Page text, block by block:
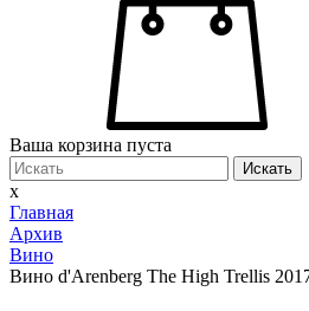
Ваша корзина пуста
Искать
x
Главная
Архив
Вино
Вино d'Arenberg The High Trellis